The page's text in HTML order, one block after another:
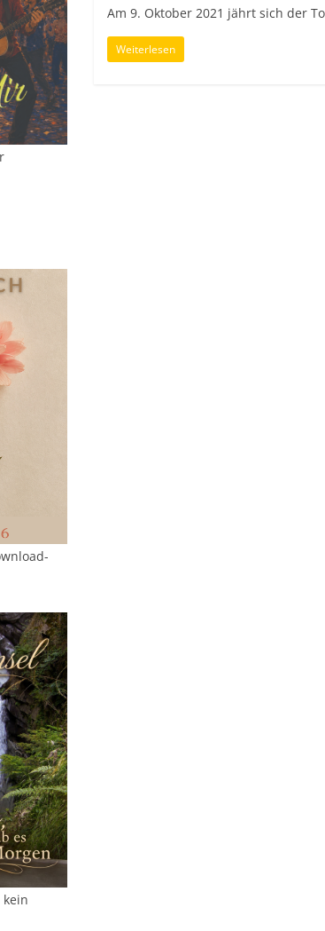
Am 9. Oktober 2021 jährt sich der
Weiterlesen
kein